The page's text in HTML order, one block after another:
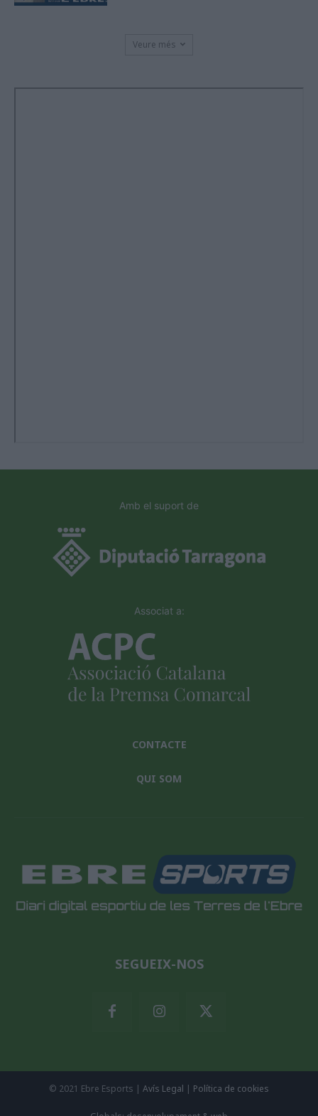
Veure més
Amb el suport de
Associat a:
CONTACTE
QUI SOM
SEGUEIX-NOS
© 2021 Ebre Esports | Avís Legal | Política de cookies